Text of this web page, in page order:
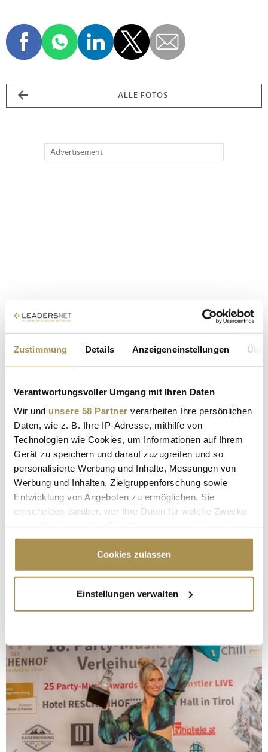
Zustimmung Details Anzeigeneinstellungen
Verantwortungsvoller Umgang mit Ihren Daten
Wir und unsere 58 Partner verarbeiten Ihre persönlichen
Daten, wie z. B. Ihre IP-Adresse, mithilfe von
Technologien wie Cookies, um Informationen auf Ihrem
Gerät zu speichern und darauf zuzugreifen und so
personalisierte Werbung und Inhalte, Messungen von
Werbung und Inhalten, Zielgruppenforschung sowie
Entwicklung von Angeboten zu ermöglichen. Sie
entscheiden darüber, wer Ihre Daten für welche Zwecke
Cookie-Erklärung oder durch Klicken auf das Privacy
Trigger Symbol ändern oder widerrufen
Informationen über Ihre geografische Lage
erfassen, welche bis auf einige Meter genau sein
bestimmten Merkmalen (Fingerprinting) identifizieren
Erfahren Sie mehr darüber, wie Ihre persönlichen Daten
verarbeitet werden, und legen Sie Ihre Präferenzen im
Abschnitt Einzelheitenfest.
Wir verwenden Cookies, um Inhalte und Anzeigen zu
personalisieren, Funktionen für soziale Medien anbieten
Cookies zulassen
Einstellungen verwalten
ALLE FOTOS
Advertisement